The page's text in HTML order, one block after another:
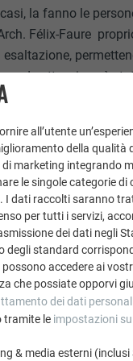
la fanno le
Félix-Faure
attenzione è
una volta raggiunte
gli spazi ristretti
di realizzare un
ogni condizione,
PELLE
all’utente
della qualità
marketing integrando
le singole categorie di
I dati raccolti saranno
per tutti i servizi,
dei dati negli
standard
accedere ai
che possiate opporvi
dei dati
tramite le impostazioni
& media esterni (inclusi